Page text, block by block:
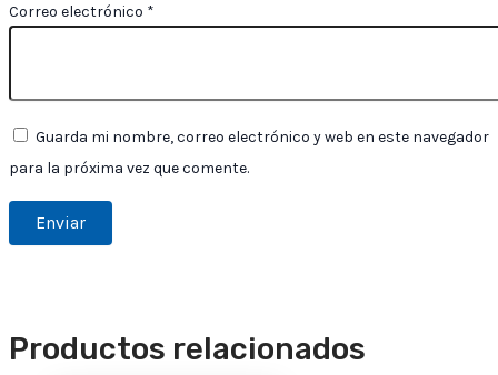
Correo electrónico *
Guarda mi nombre, correo electrónico y web en este navegador
para la próxima vez que comente.
Productos relacionados